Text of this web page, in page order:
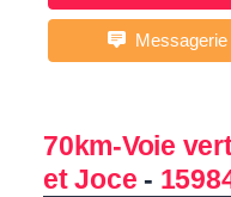
Messagerie
70km-Voie
et Joce -